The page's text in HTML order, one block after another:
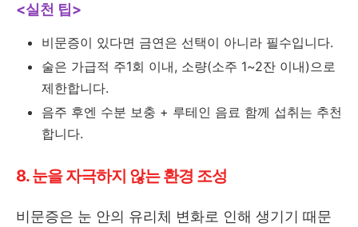
<실천 팁>
비문증이 있다면 금연은 선택이 아니라 필수입니다.
술은 가급적 주1회 이내, 소량(소주 1~2잔 이내)으로
제한합니다.
음주 후엔 수분 보충 + 루테인 음료 함께 섭취는 추천
합니다.
8. 눈을 자극하지 않는 환경 조성
비문증은 눈 안의 유리체 변화로 인해 생기기 때문